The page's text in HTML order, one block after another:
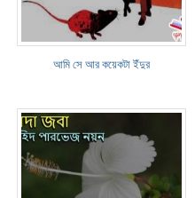
আমি সে আর কয়েকটা ইঁদুর